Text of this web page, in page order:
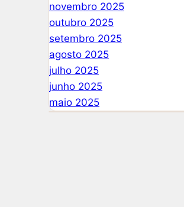
novembro 2025
outubro 2025
setembro 2025
agosto 2025
julho 2025
junho 2025
maio 2025